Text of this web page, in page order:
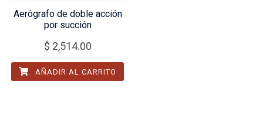
Aerógrafo de doble acción
por succión
$ 2,514.00
AÑADIR AL CARRITO